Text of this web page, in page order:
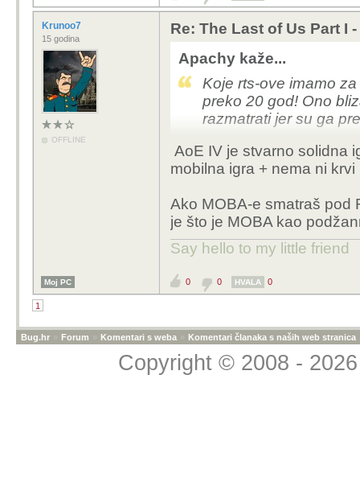
TLOU je za remake
istaknula.
Krunoo7
15 godina
OFFLINE
Re: The Last of Us Part I
Apachy kaže...
Koje rts-ove imamo
preko 20 god! Ono
razmatrati jer su ga
AoE IV je stvarno solidna
mobilna igra + nema ni
Ako MOBA-e smatraš pod
je što je MOBA kao
Say hello to my little friend
Moj PC 0 0 HVALA 0
1
Bug.hr » Forum » Komentari s weba » Komentari članaka s naših web stranica
Copyright © 2008 -